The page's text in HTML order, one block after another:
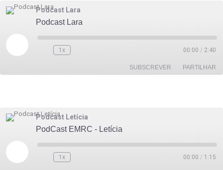
LIGAÇÃOPodcast Lara
Podcast Lara
Reproduzir
1x 00:00 / 2:40
SUBSCREVER PARTILHAR
LIGAÇÃOPodcast Letícia
PodCast EMRC - Letícia
Reproduzir
1x 00:00 / 1:15